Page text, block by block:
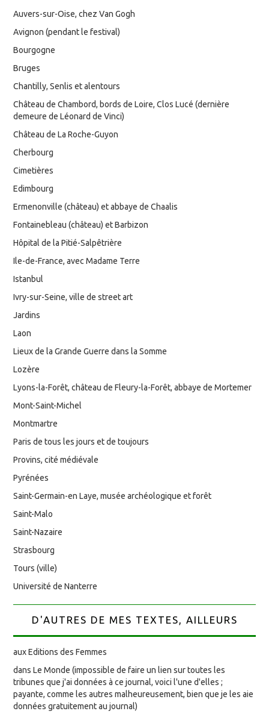
Auvers-sur-Oise, chez Van Gogh
Avignon (pendant le festival)
Bourgogne
Bruges
Chantilly, Senlis et alentours
Château de Chambord, bords de Loire, Clos Lucé (dernière
demeure de Léonard de Vinci)
Château de La Roche-Guyon
Cherbourg
Cimetières
Edimbourg
Ermenonville (château) et abbaye de Chaalis
Fontainebleau (château) et Barbizon
Hôpital de la Pitié-Salpêtrière
Ile-de-France, avec Madame Terre
Istanbul
Ivry-sur-Seine, ville de street art
Jardins
Laon
Lieux de la Grande Guerre dans la Somme
Lozère
Lyons-la-Forêt, château de Fleury-la-Forêt, abbaye de Mortemer
Mont-Saint-Michel
Montmartre
Paris de tous les jours et de toujours
Provins, cité médiévale
Pyrénées
Saint-Germain-en Laye, musée archéologique et forêt
Saint-Malo
Saint-Nazaire
Strasbourg
Tours (ville)
Université de Nanterre
D'AUTRES DE MES TEXTES, AILLEURS
aux Editions des Femmes
dans Le Monde (impossible de faire un lien sur toutes les
tribunes que j'ai données à ce journal, voici l'une d'elles ;
payante, comme les autres malheureusement, bien que je les aie
données gratuitement au journal)